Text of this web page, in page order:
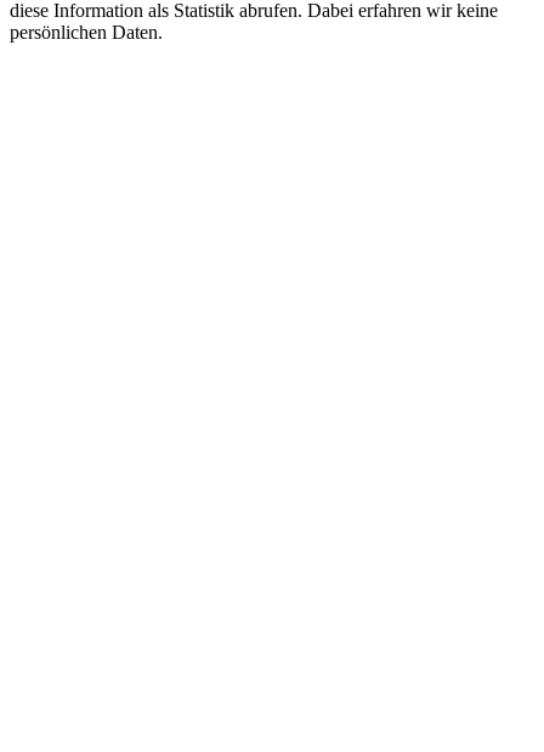
diese Information als Statistik abrufen. Dabei erfahren wir keine
persönlichen Daten.